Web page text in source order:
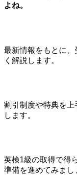
よね。
最新情報をもとに
く解説します。
割引制度や特典を
します。
英検1級の取得で得
準備を進めてみまし